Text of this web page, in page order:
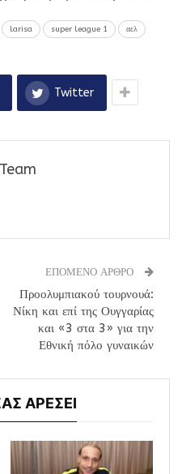
larisa super league 1 αελ
Twitter
ΕΠΟΜΕΝΟ ΑΡΘΡΟ
Προολυμπιακού τουρνουά:
Νίκη και επί της Ουγγαρίας
και «3 στα 3» για την
Εθνική πόλο γυναικών
ΑΡΕΣΕΙ